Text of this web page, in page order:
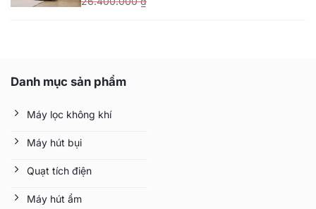
21.800.000 ₫.
Danh mục sản phẩm
Máy lọc không khí
Máy hút bụi
Quạt tích điện
Máy hút ẩm